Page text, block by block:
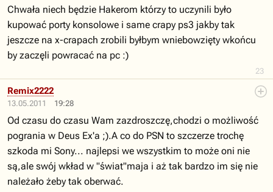
23
Chwała niech będzie Hakerom którzy to uczynili było
kupować porty konsolowe i same crapy ps3 jakby tak
jeszcze na x-crapach zrobili byłbym wniebowzięty wkońcu
by zaczęli powracać na pc :)
13.05.2011 19:28
Remix2222
Od czasu do czasu Wam zazdroszczę,chodzi o możliwość
pogrania w Deus Ex'a ;).A co do PSN to szczerze trochę
szkoda mi Sony... najlepsi we wszystkim to może oni nie
są,ale swój wkład w "świat"maja i aż tak bardzo im się nie
należało żeby tak oberwać.